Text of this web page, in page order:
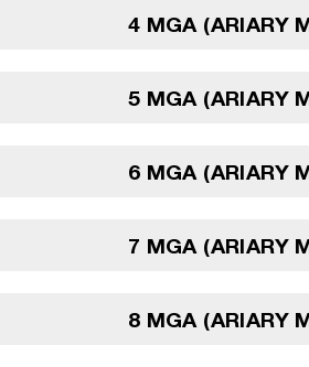
4 MGA (ARIARY
5 MGA (ARIARY
6 MGA (ARIARY
7 MGA (ARIARY
8 MGA (ARIARY